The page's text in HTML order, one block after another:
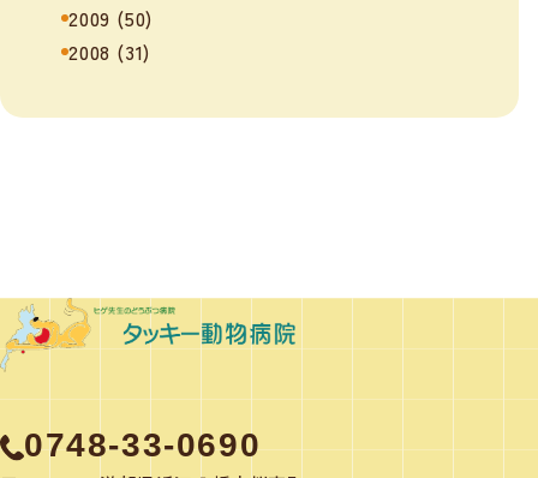
2009 (50)
2008 (31)
0748-33-0690